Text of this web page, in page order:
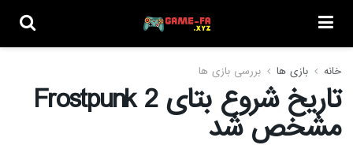
خانه بازی ها بررسی بازی ها
تاریخ شروع بتای Frostpunk 2
مشخص شد